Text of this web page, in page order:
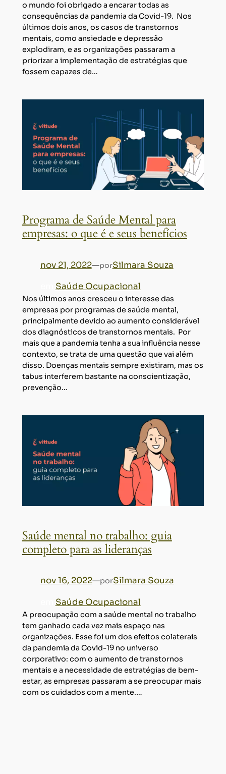
o mundo foi obrigado a encarar todas as
consequências da pandemia da Covid-19. Nos
últimos dois anos, os casos de transtornos
mentais, como ansiedade e depressão
explodiram, e as organizações passaram a
priorizar a implementação de estratégias que
fossem capazes de…
Programa de Saúde Mental para
empresas: o que é e seus benefícios
nov 21, 2022—porSilmara Souza
Saúde Ocupacional
Nos últimos anos cresceu o interesse das
empresas por programas de saúde mental,
principalmente devido ao aumento considerável
dos diagnósticos de transtornos mentais. Por
mais que a pandemia tenha a sua influência nesse
contexto, se trata de uma questão que vai além
disso. Doenças mentais sempre existiram, mas os
tabus interferem bastante na conscientização,
prevenção…
Saúde mental no trabalho: guia
completo para as lideranças
nov 16, 2022—porSilmara Souza
Saúde Ocupacional
A preocupação com a saúde mental no trabalho
tem ganhado cada vez mais espaço nas
organizações. Esse foi um dos efeitos colaterais
da pandemia da Covid-19 no universo
corporativo: com o aumento de transtornos
mentais e a necessidade de estratégias de bem-
estar, as empresas passaram a se preocupar mais
com os cuidados com a mente.…